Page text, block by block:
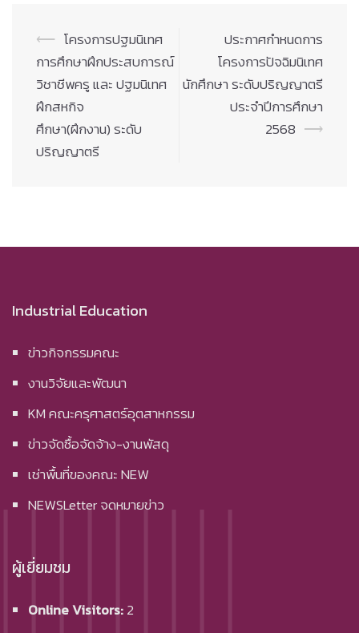
Post
navigation
⟵ โครงการปฐมนิเทศ
การศึกษาฝึกประสบการณ์
วิชาชีพครู และ ปฐมนิเทศ
ฝึกสหกิจ
ศึกษา(ฝึกงาน) ระดับ
ปริญญาตรี
ประกาศกำหนดการ
โครงการปัจฉิมนิเทศ
นักศึกษา ระดับปริญญาตรี
ประจำปีการศึกษา
2568 ⟶
Industrial Education
ข่าวกิจกรรมคณะ
งานวิจัยและพัฒนา
KM คณะครุศาสตร์อุตสาหกรรม
ข่าวจัดซื้อจัดจ้าง-งานพัสดุ
เช่าพื้นที่ของคณะ NEW
NEWSLetter จดหมายข่าว
ผู้เยี่ยมชม
Online Visitors:2